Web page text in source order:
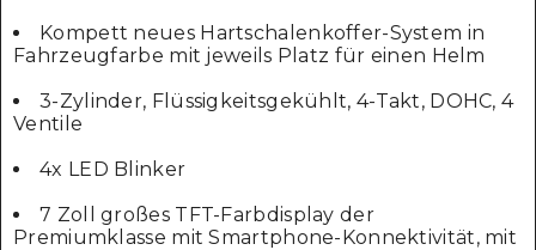
Kompett neues Hartschalenkoffer-System in
Fahrzeugfarbe mit jeweils Platz für einen Helm
3-Zylinder, Flüssigkeitsgekühlt, 4-Takt, DOHC, 4
Ventile
4x LED Blinker
7 Zoll großes TFT-Farbdisplay der
Premiumklasse mit Smartphone-Konnektivität, mit